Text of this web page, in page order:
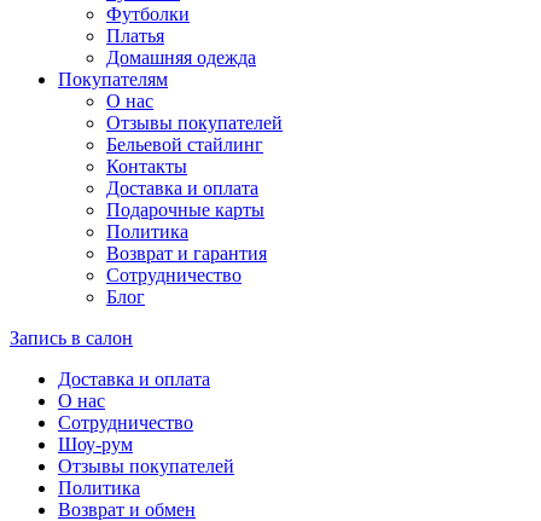
Футболки
Платья
Домашняя одежда
Покупателям
О нас
Отзывы покупателей
Бельевой стайлинг
Контакты
Доставка и оплата
Подарочные карты
Политика
Возврат и гарантия
Сотрудничество
Блог
Запись в салон
Доставка и оплата
О нас
Сотрудничество
Шоу-рум
Отзывы покупателей
Политика
Возврат и обмен